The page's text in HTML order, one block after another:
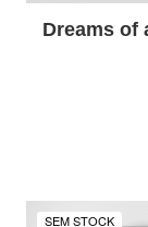
Dreams of
SEM STOCK